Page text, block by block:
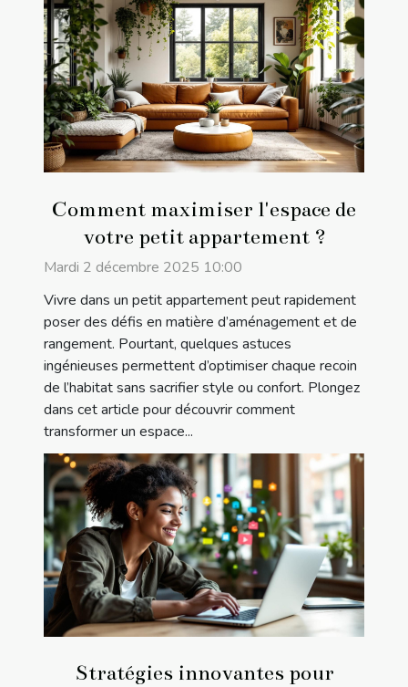
Comment maximiser l'espace de
votre petit appartement ?
Mardi 2 décembre 2025 10:00
Vivre dans un petit appartement peut rapidement
poser des défis en matière d’aménagement et de
rangement. Pourtant, quelques astuces
ingénieuses permettent d’optimiser chaque recoin
de l’habitat sans sacrifier style ou confort. Plongez
dans cet article pour découvrir comment
transformer un espace...
Stratégies innovantes pour